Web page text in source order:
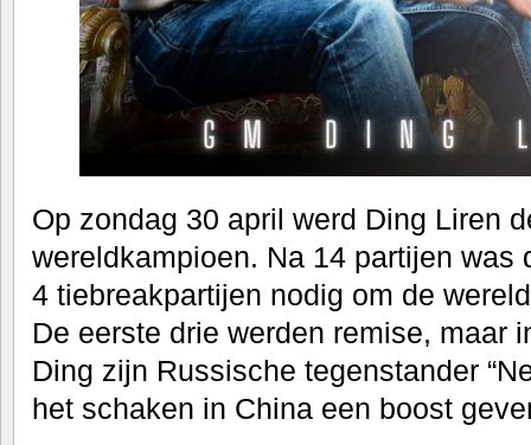
Op zondag 30 april werd Ding Liren
wereldkampioen. Na 14 partijen was
4 tiebreakpartijen nodig om de
De eerste drie werden remise, maar
Ding zijn Russische tegenstander
het schaken in China een boost